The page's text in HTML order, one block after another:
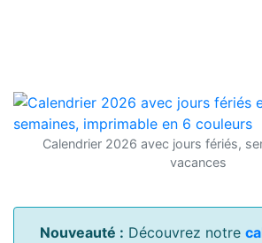
Calendrier 2026 avec jours fériés,
vacances
Nouveauté : Découvrez notre